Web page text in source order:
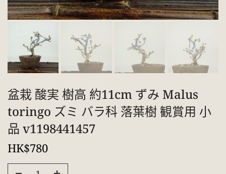
盆栽 酸実 樹高 約11cm ずみ Malus
toringo ズミ バラ科 落葉樹 観賞用 小
品 v1198441457
HK$780